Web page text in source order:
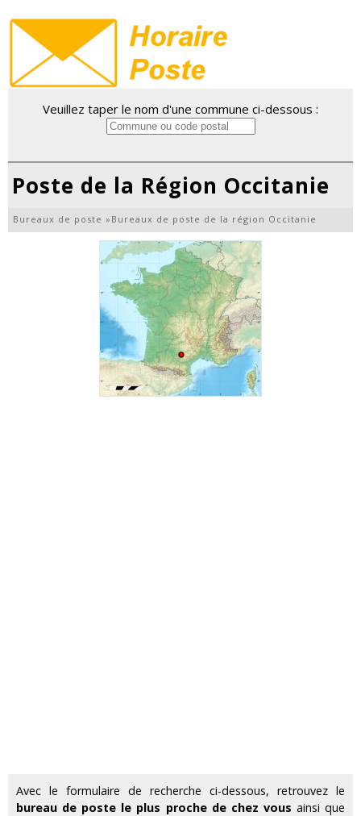
Veuillez taper le nom d'une commune ci-dessous :
Poste de la Région Occitanie
Bureaux de poste » Bureaux de poste de la région Occitanie
Avec le formulaire de recherche ci-dessous, retrouvez le
bureau de poste le plus proche de chez vous ainsi que